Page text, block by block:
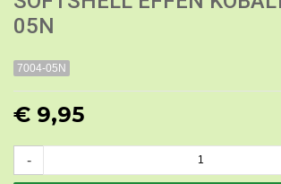
05N
7004-05N
€ 9,95
-